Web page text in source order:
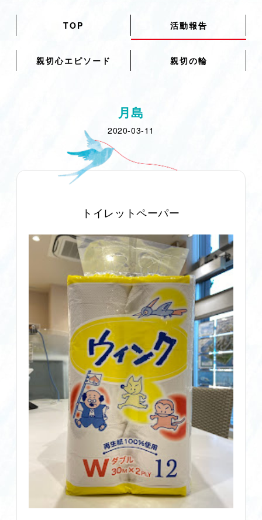
TOP 活動報告
親切心エピソード 親切の輪
月島
2020-03-11
トイレットペーパー